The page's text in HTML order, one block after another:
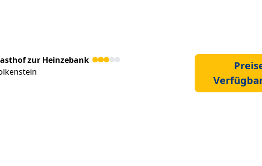
zur Heinzebank